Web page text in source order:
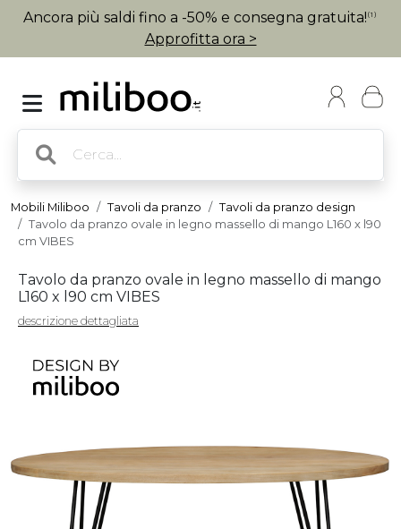
Ancora più saldi fino a -50% e consegna gratuita! (1)
Approfitta ora >
Mobili Miliboo Tavoli da pranzo
Tavoli da pranzo design
Tavolo da pranzo ovale in legno massello di mango L160 x l90
cm VIBES
Tavolo da pranzo ovale in legno massello di mango
L160 x l90 cm VIBES
descrizione dettagliata